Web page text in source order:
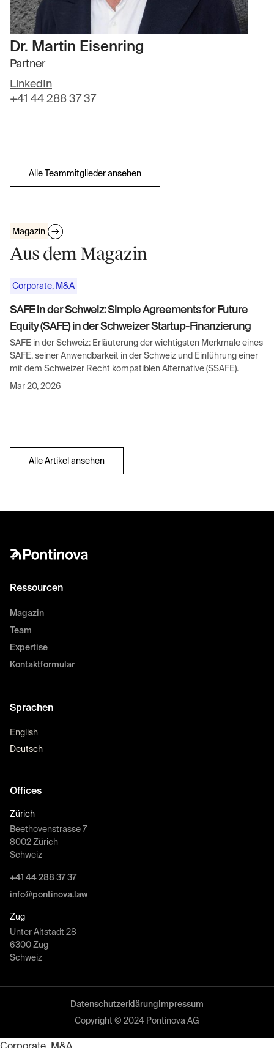
Dr. Martin Eisenring
Partner
LinkedIn
+41 44 288 37 37
Alle Teammitglieder ansehen
Magazin
Aus dem Magazin
Corporate, M&A
SAFE in der Schweiz: Simple Agreements for Future
Equity (SAFE) in der Schweizer Startup-Finanzierung
SAFE in der Schweiz: Erläuterung der wichtigsten Merkmale eines
SAFE, seiner Anwendbarkeit in der Schweiz und Einführung einer
mit dem Schweizer Recht kompatiblen Alternative (SSAFE).
Mar 20, 2026
Alle Artikel ansehen
Ressourcen
Magazin
Team
Expertise
Kontaktformular
Sprachen
English
Deutsch
Offices
Zürich
Beethovenstrasse 7
8002 Zürich
Schweiz
+41 44 288 37 37
info@pontinova.law
Zug
Unter Altstadt 28
6300 Zug
Schweiz
Copyright © 2024 Pontinova AG
Datenschutzerklärung Impressum
Corporate, M&A